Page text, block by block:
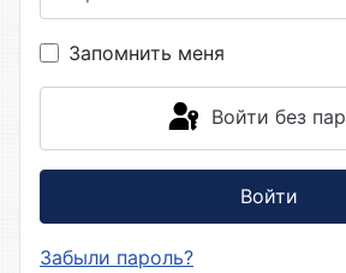
Запомнить меня
Войти без
Войти
Забыли пароль?